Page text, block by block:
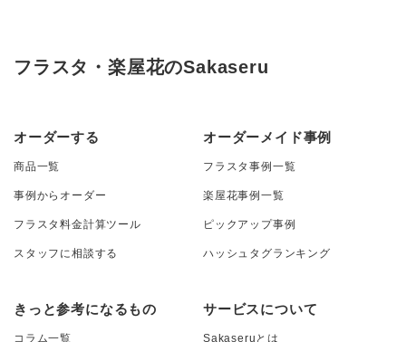
フラスタ・楽屋花のSakaseru
オーダーする
商品一覧
事例からオーダー
フラスタ料金計算ツール
スタッフに相談する
オーダーメイド事例
フラスタ事例一覧
楽屋花事例一覧
ピックアップ事例
ハッシュタグランキング
きっと参考になるもの
コラム一覧
サービスについて
Sakaseruとは